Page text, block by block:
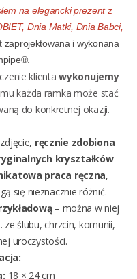
na elegancki prezent z
Dnia Matki, Dnia Babci,
zaprojektowana i wykonana
klientawykonujemy
każda ramka może stać
do konkretnej okazji.
ręcznie zdobiona
kryształków
praca ręczna,
się nieznacznie różnić.
– można w niej
ze ślubu, chrzcin, komunii,
uroczystości.
18 × 24 cm